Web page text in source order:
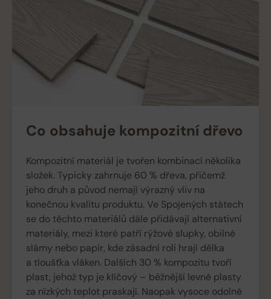
Co obsahuje kompozitní dřevo
Kompozitní materiál je tvořen kombinací několika
složek. Typicky zahrnuje 60 % dřeva, přičemž
jeho druh a původ nemají výrazný vliv na
konečnou kvalitu produktu. Ve Spojených státech
se do těchto materiálů dále přidávají alternativní
materiály, mezi které patří rýžové slupky, obilné
slámy nebo papír, kde zásadní roli hrají délka
a tloušťka vláken. Dalších 30 % kompozitu tvoří
plast, jehož typ je klíčový – běžnější levné plasty
za nízkých teplot praskají. Naopak vysoce odolné